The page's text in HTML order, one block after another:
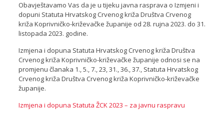
Obavještavamo Vas da je u tijeku javna rasprava o Izmjeni i
dopuni Statuta Hrvatskog Crvenog križa Društva Crvenog
križa Koprivničko-križevačke županije od 28. rujna 2023. do 31.
listopada 2023. godine.
Izmjena i dopuna Statuta Hrvatskog Crvenog križa Društva
Crvenog križa Koprivničko-križevačke županije odnosi se na
promjenu članaka 1., 5., 7., 23, 31., 36., 37., Statuta Hrvatskog
Crvenog križa Društva Crvenog križa Koprivničko-križevačke
županije.
Izmjena i dopuna Statuta ŽCK 2023 – za javnu raspravu